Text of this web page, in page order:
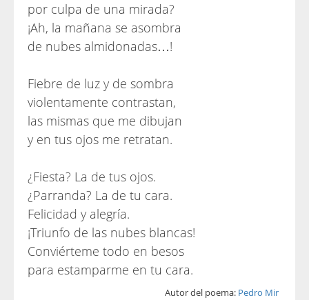
por culpa de una mirada?
¡Ah, la mañana se asombra
de nubes almidonadas…!
Fiebre de luz y de sombra
violentamente contrastan,
las mismas que me dibujan
y en tus ojos me retratan.
¿Fiesta? La de tus ojos.
¿Parranda? La de tu cara.
Felicidad y alegría.
¡Triunfo de las nubes blancas!
Conviérteme todo en besos
para estamparme en tu cara.
Autor del poema: Pedro Mir